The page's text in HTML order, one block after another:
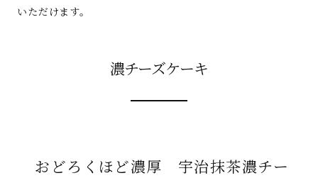
いただけます。
濃チーズケーキ
おどろくほど濃厚 宇治抹茶濃チー